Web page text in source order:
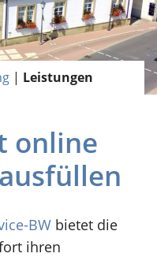
| Leistungen
online
BW bietet die
ihren